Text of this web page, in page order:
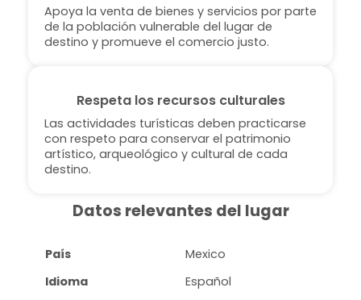
Apoya la venta de bienes y servicios por parte
de la población vulnerable del lugar de
destino y promueve el comercio justo.
Respeta los recursos culturales
Las actividades turísticas deben practicarse
con respeto para conservar el patrimonio
artístico, arqueológico y cultural de cada
destino.
Datos relevantes del lugar
País
Mexico
Idioma
Español